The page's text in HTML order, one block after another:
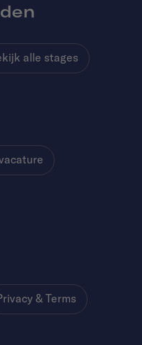
alle stages
& Terms